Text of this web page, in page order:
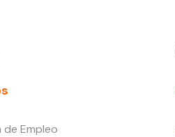
Empleo